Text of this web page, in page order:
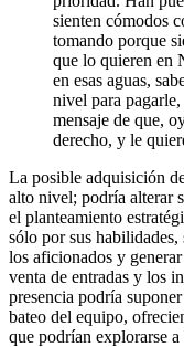
sienten cómodos
tomando porque
que lo quieren en
en esas aguas,
nivel para
mensaje de que,
derecho, y le
La posible adquisición
alto nivel; podría alterar
el planteamiento
sólo por sus habilidades,
los aficionados y
venta de entradas y los
presencia podría
bateo del equipo,
que podrían explorarse